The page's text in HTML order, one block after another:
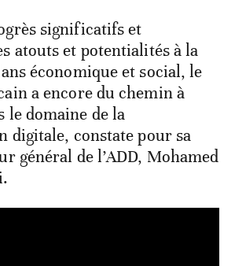
significatifs et
atouts et potentialités à la
économique et social, le
a encore du chemin à
le domaine de la
digitale, constate pour sa
général de l’ADD, Mohamed